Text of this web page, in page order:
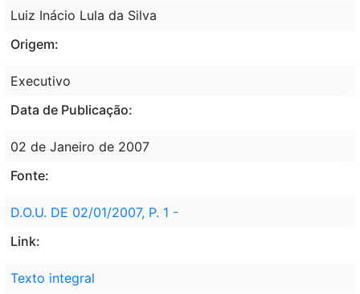
Luiz Inácio Lula da Silva
Origem:
Executivo
Data de Publicação:
02 de Janeiro de 2007
Fonte:
D.O.U. DE 02/01/2007, P. 1 -
Link:
Texto integral